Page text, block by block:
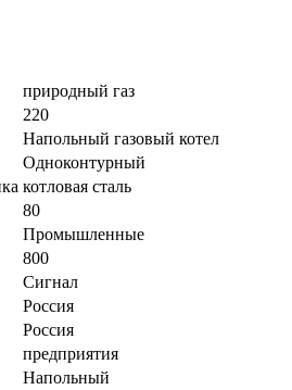
природный газ
220
Напольный газовый котел
Одноконтурный
котловая сталь
80
Промышленные
800
Сигнал
Россия
Россия
предприятия
Напольный